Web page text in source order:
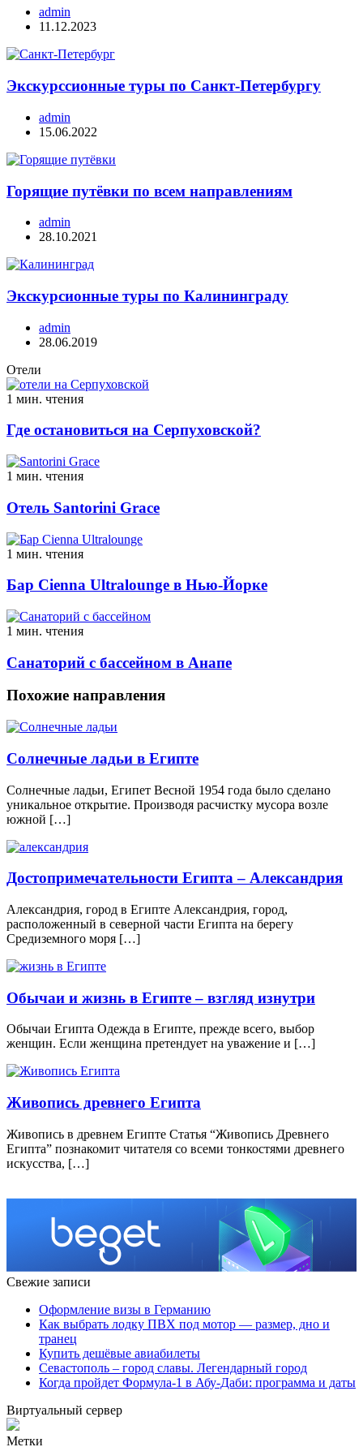
admin
11.12.2023
Экскурссионные туры по Санкт-Петербургу
admin
15.06.2022
Горящие путёвки по всем направлениям
admin
28.10.2021
Экскурсионные туры по Калининграду
admin
28.06.2019
Отели
1 мин. чтения
Где остановиться на Серпуховской?
1 мин. чтения
Отель Santorini Grace
1 мин. чтения
Бар Cienna Ultralounge в Нью-Йорке
1 мин. чтения
Санаторий с бассейном в Анапе
Похожие направления
Солнечные ладьи в Египте
Солнечные ладьи, Египет Весной 1954 года было сделано
уникальное открытие. Производя расчистку мусора возле
южной […]
Достопримечательности Египта – Александрия
Александрия, город в Египте Александрия, город,
расположенный в северной части Египта на берегу
Средиземного моря […]
Обычаи и жизнь в Египте – взгляд изнутри
Обычаи Египта Одежда в Египте, прежде всего, выбор
женщин. Если женщина претендует на уважение и […]
Живопись древнего Египта
Живопись в древнем Египте Статья “Живопись Древнего
Египта” познакомит читателя со всеми тонкостями древнего
искусства, […]
Свежие записи
Оформление визы в Германию
Как выбрать лодку ПВХ под мотор — размер, дно и
транец
Купить дешёвые авиабилеты
Севастополь – город славы. Легендарный город
Когда пройдет Формула-1 в Абу-Даби: программа и даты
Виртуальный сервер
Метки